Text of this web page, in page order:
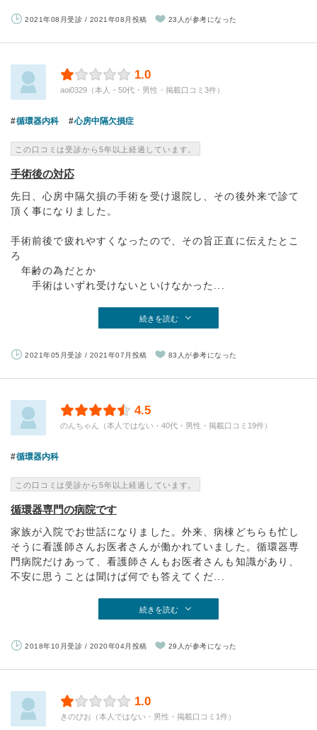
2021年08月受診 / 2021年08月投稿 23人が参考になった
1.0
aoi0329（本人・50代・男性・掲載口コミ3件）
循環器内科 心房中隔欠損症
この口コミは受診から5年以上経過しています。
手術後の対応
先日、心房中隔欠損の手術を受け退院し、その後外来で診て
頂く事になりました。
手術前後で疲れやすくなったので、その旨正直に伝えたとこ
ろ
年齢の為だとか
手術はいずれ受けないといけなかった...
続きを読む
2021年05月受診 / 2021年07月投稿 83人が参考になった
4.5
のんちゃん（本人ではない・40代・男性・掲載口コミ19件）
循環器内科
この口コミは受診から5年以上経過しています。
循環器専門の病院です
家族が入院でお世話になりました。外来、病棟どちらも忙し
そうに看護師さんお医者さんが働かれていました。循環器専
門病院だけあって、看護師さんもお医者さんも知識があり、
不安に思うことは聞けば何でも答えてくだ...
続きを読む
2018年10月受診 / 2020年04月投稿 29人が参考になった
1.0
きのぴお（本人ではない・男性・掲載口コミ1件）